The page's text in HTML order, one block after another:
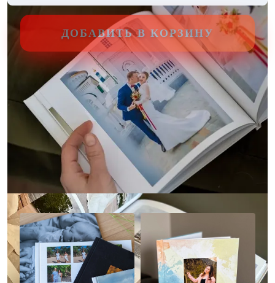
ДОБАВИТЬ В КОРЗИНУ
Другие стили фотокниг